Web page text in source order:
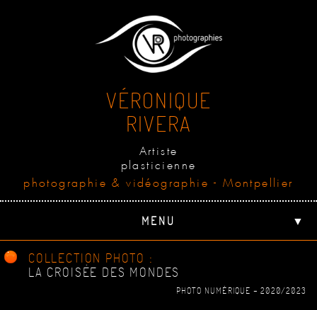
VÉRONIQUE
RIVERA
Artiste
plasticienne
photographie & vidéographie - Montpellier
MENU ▼
COLLECTION PHOTO :
LA CROISÉE DES MONDES
PHOTO NUMÉRIQUE - 2020/2023